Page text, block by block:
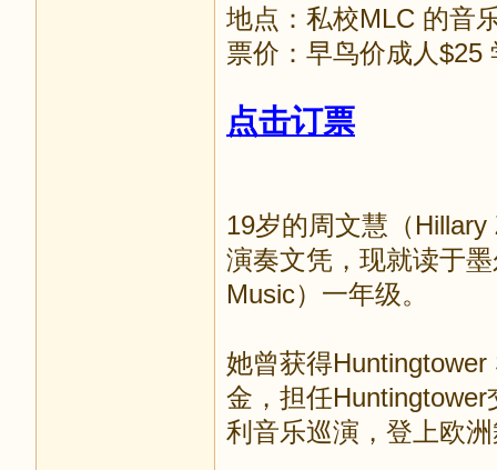
地点：私校MLC 的音
票价：早鸟价成人$25
点击订票
19岁的周文慧（
演奏文凭，现就读于
Music）一年级。
她曾获得
金，担任
利音乐巡演，登上欧